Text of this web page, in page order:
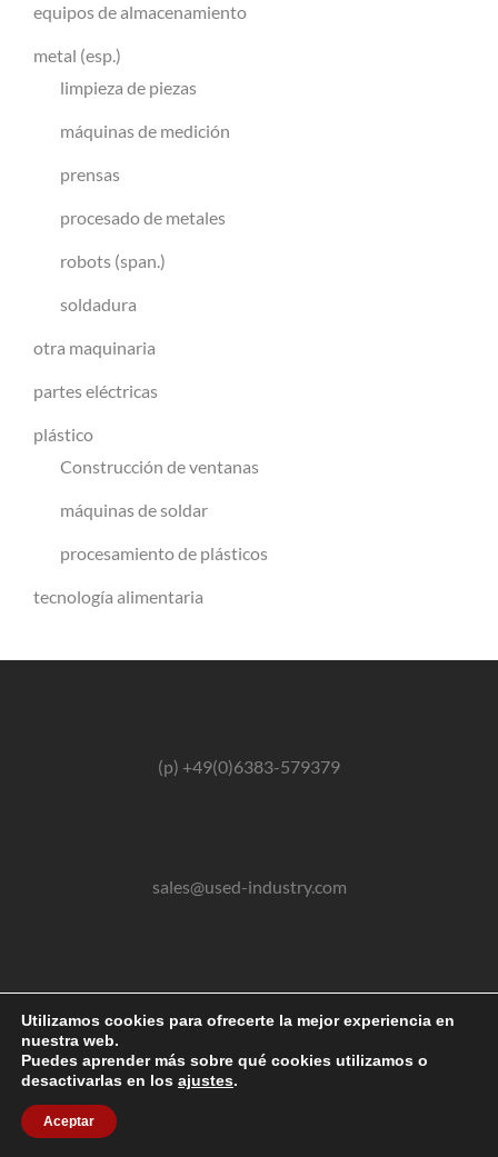
equipos de almacenamiento
metal (esp.)
limpieza de piezas
máquinas de medición
prensas
procesado de metales
robots (span.)
soldadura
otra maquinaria
partes eléctricas
plástico
Construcción de ventanas
máquinas de soldar
procesamiento de plásticos
tecnología alimentaria
(p) +49(0)6383-579379
sales@used-industry.com
Gebrauchte Maschinen und Anlagen aller Art kaufen
Utilizamos cookies para ofrecerte la mejor experiencia en
nuestra web.
Puedes aprender más sobre qué cookies utilizamos o
desactivarlas en los ajustes.
Aceptar